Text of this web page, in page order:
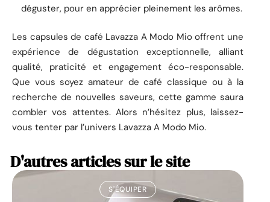
déguster, pour en apprécier pleinement les arômes.
Les capsules de café Lavazza A Modo Mio offrent une
expérience de dégustation exceptionnelle, alliant
qualité, praticité et engagement éco-responsable.
Que vous soyez amateur de café classique ou à la
recherche de nouvelles saveurs, cette gamme saura
combler vos attentes. Alors n’hésitez plus, laissez-
vous tenter par l’univers Lavazza A Modo Mio.
D'autres articles sur le site
S'ÉQUIPER